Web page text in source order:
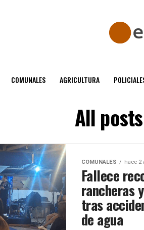
COMUNALES AGRICULTURA
All
COMUNALES hace 2
Fallece
rancheras
tras
de agua